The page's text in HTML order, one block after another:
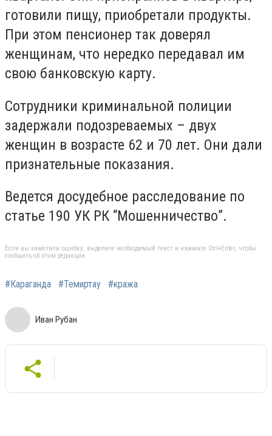
готовили пищу, приобретали продукты.
При этом пенсионер так доверял
женщинам, что нередко передавал им
свою банковскую карту.
Сотрудники криминальной полиции
задержали подозреваемых – двух
женщин в возрасте 62 и 70 лет. Они дали
признательные показания.
Ведется досудебное расследование по
статье 190 УК РК “Мошенничество”.
Если вы заметили ошибку, выделите необходимый текст и нажмите Ctrl+Enter, чтобы
сообщить об этом редакции
#Караганда #Темиртау #кража
Иван Рубан